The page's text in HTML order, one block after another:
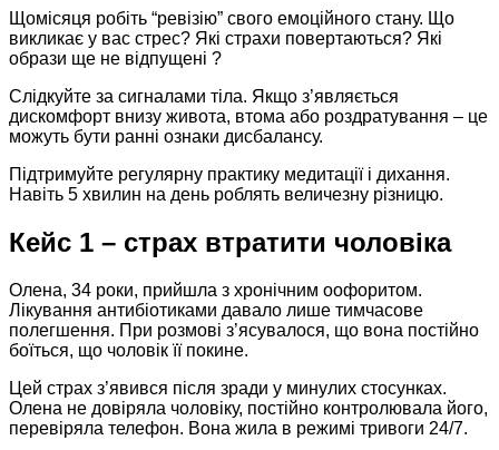
Щомісяця робіть “ревізію” свого емоційного стану. Що
викликає у вас стрес? Які страхи повертаються? Які
образи ще не відпущені ?
Слідкуйте за сигналами тіла. Якщо з’являється
дискомфорт внизу живота, втома або роздратування – це
можуть бути ранні ознаки дисбалансу.
Підтримуйте регулярну практику медитації і дихання.
Навіть 5 хвилин на день роблять величезну різницю.​
Кейс 1 – страх втратити чоловіка
Олена, 34 роки, прийшла з хронічним оофоритом.
Лікування антибіотиками давало лише тимчасове
полегшення. При розмові з’ясувалося, що вона постійно
боїться, що чоловік її покине.
Цей страх з’явився після зради у минулих стосунках.
Олена не довіряла чоловіку, постійно контролювала його,
перевіряла телефон. Вона жила в режимі тривоги 24/7.